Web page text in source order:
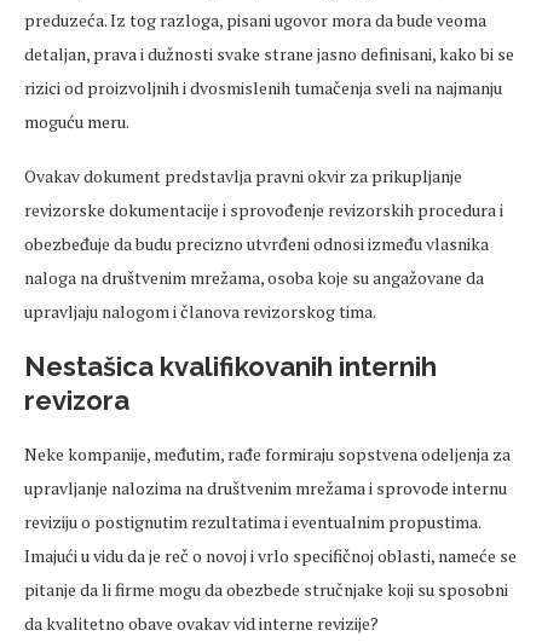
preduzeća. Iz tog razloga, pisani ugovor mora da bude veoma
detaljan, prava i dužnosti svake strane jasno definisani, kako bi se
rizici od proizvoljnih i dvosmislenih tumačenja sveli na najmanju
moguću meru.
Ovakav dokument predstavlja pravni okvir za prikupljanje
revizorske dokumentacije i sprovođenje revizorskih procedura i
obezbeđuje da budu precizno utvrđeni odnosi između vlasnika
naloga na društvenim mrežama, osoba koje su angažovane da
upravljaju nalogom i članova revizorskog tima.
Nestašica kvalifikovanih internih
revizora
Neke kompanije, međutim, rađe formiraju sopstvena odeljenja za
upravljanje nalozima na društvenim mrežama i sprovode internu
reviziju o postignutim rezultatima i eventualnim propustima.
Imajući u vidu da je reč o novoj i vrlo specifičnoj oblasti, nameće se
pitanje da li firme mogu da obezbede stručnjake koji su sposobni
da kvalitetno obave ovakav vid interne revizije?